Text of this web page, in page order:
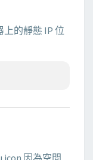
上的靜態 IP 位
icon 因為空間